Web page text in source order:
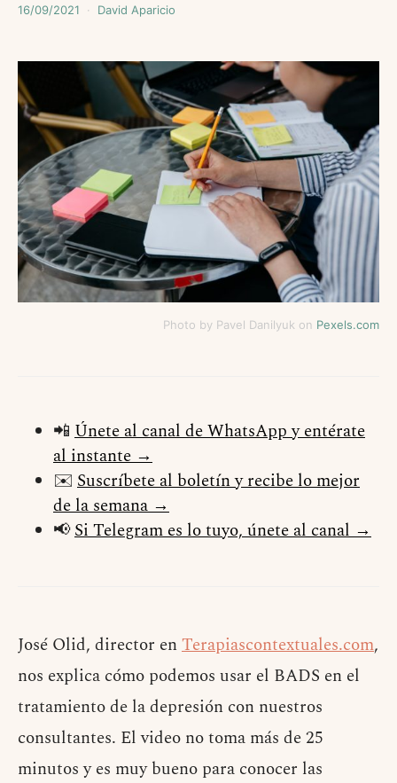
16/09/2021 David Aparicio
Photo by Pavel Danilyuk on Pexels.com
📲 Únete al canal de WhatsApp y entérate
al instante →
✉️ Suscríbete al boletín y recibe lo mejor
de la semana →
📢Si Telegram es lo tuyo, únete al canal →
José Olid, director enTerapiascontextuales.com,
nos explica cómo podemos usar el BADS en el
tratamiento de la depresión con nuestros
consultantes. El video no toma más de 25
minutos y es muy bueno para conocer las